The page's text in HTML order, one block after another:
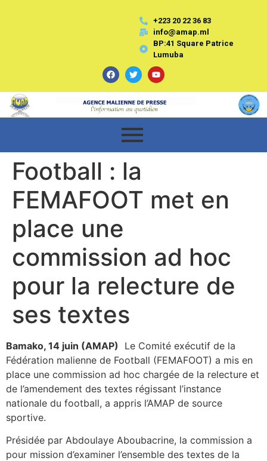
+223 20 22 36 83
info@amap.ml
BP:41 Square Patrice
Lumuba
Football : la
FEMAFOOT met en
place une
commission ad hoc
pour la relecture de
ses textes
Bamako, 14 juin (AMAP) Le Comité exécutif de la
Fédération malienne de Football (FEMAFOOT) a mis en
place une commission ad hoc chargée de la relecture et
de l’amendement des textes régissant l’instance
nationale du football, a appris l’AMAP de source
sportive.
Présidée par Abdoulaye Aboubacrine, la commission a
pour mission d’examiner l’ensemble des textes de la